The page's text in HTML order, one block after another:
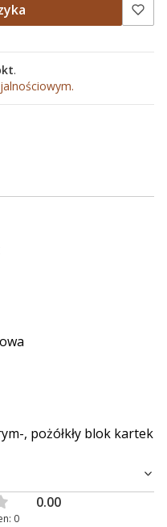
.
, pożółkły blok kartek
0.00
0